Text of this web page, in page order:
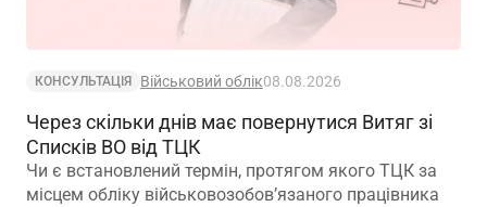
КОНСУЛЬТАЦІЯ Військовий облік08.08.2026
Через скільки днів має повернутися Витяг зі
Списків ВО від ТЦК
Чи є встановлений термін, протягом якого ТЦК за
місцем обліку військовозобов’язаного працівника